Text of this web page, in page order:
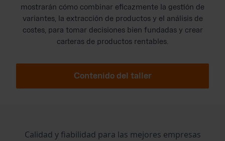
mostrarán cómo combinar eficazmente la gestión de
variantes, la extracción de productos y el análisis de
costes, para tomar decisiones bien fundadas y crear
carteras de productos rentables.
Contenido del taller
Calidad y fiabilidad para las mejores empresas